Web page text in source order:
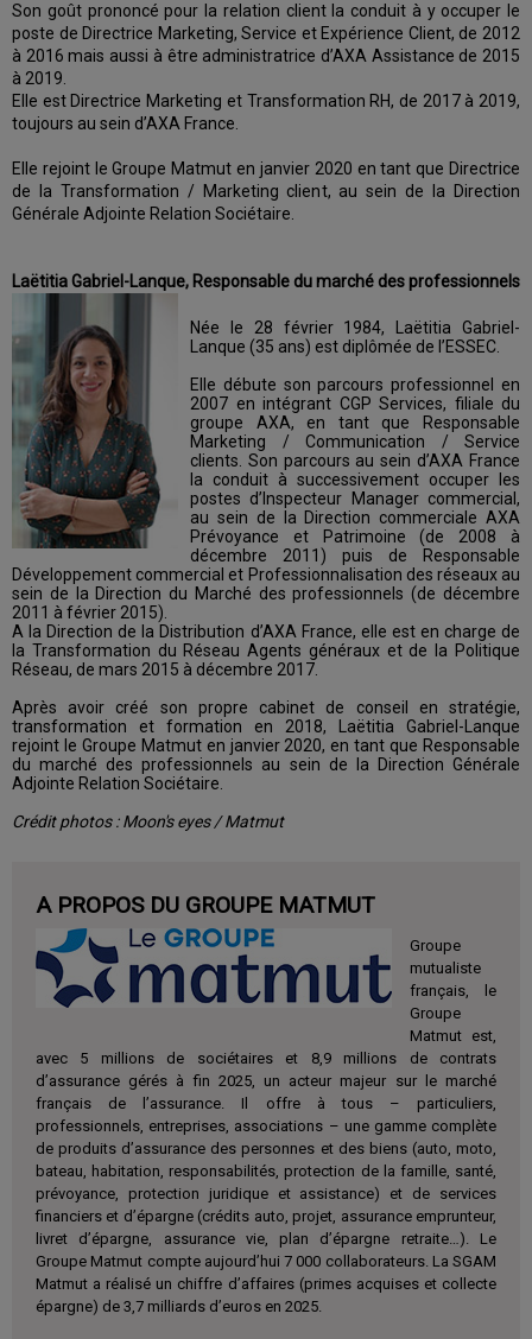
Son goût prononcé pour la relation client la conduit à y occuper le
poste de Directrice Marketing, Service et Expérience Client, de 2012
à 2016 mais aussi à être administratrice d’AXA Assistance de 2015
à 2019.
Elle est Directrice Marketing et Transformation RH, de 2017 à 2019,
toujours au sein d’AXA France.
Elle rejoint le Groupe Matmut en janvier 2020 en tant que Directrice
de la Transformation / Marketing client, au sein de la Direction
Générale Adjointe Relation Sociétaire.
Laëtitia Gabriel-Lanque, Responsable du marché des professionnels
Née le 28 février 1984, Laëtitia Gabriel-
Lanque (35 ans) est diplômée de l’ESSEC.
Elle débute son parcours professionnel en
2007 en intégrant CGP Services, filiale du
groupe AXA, en tant que Responsable
Marketing / Communication / Service
clients. Son parcours au sein d’AXA France
la conduit à successivement occuper les
postes d’Inspecteur Manager commercial,
au sein de la Direction commerciale AXA
Prévoyance et Patrimoine (de 2008 à
décembre 2011) puis de Responsable
Développement commercial et Professionnalisation des réseaux au
sein de la Direction du Marché des professionnels (de décembre
2011 à février 2015).
A la Direction de la Distribution d’AXA France, elle est en charge de
la Transformation du Réseau Agents généraux et de la Politique
Réseau, de mars 2015 à décembre 2017.
Après avoir créé son propre cabinet de conseil en stratégie,
transformation et formation en 2018, Laëtitia Gabriel-Lanque
rejoint le Groupe Matmut en janvier 2020, en tant que Responsable
du marché des professionnels au sein de la Direction Générale
Adjointe Relation Sociétaire.
Crédit photos : Moon's eyes / Matmut
A PROPOS DU GROUPE MATMUT
Groupe
mutualiste
français, le
Groupe
Matmut est,
avec 5 millions de sociétaires et 8,9 millions de contrats
d’assurance gérés à fin 2025, un acteur majeur sur le marché
français de l’assurance. Il offre à tous – particuliers,
professionnels, entreprises, associations – une gamme complète
de produits d’assurance des personnes et des biens (auto, moto,
bateau, habitation, responsabilités, protection de la famille, santé,
prévoyance, protection juridique et assistance) et de services
financiers et d’épargne (crédits auto, projet, assurance emprunteur,
livret d’épargne, assurance vie, plan d’épargne retraite…). Le
Groupe Matmut compte aujourd’hui 7 000 collaborateurs. La SGAM
Matmut a réalisé un chiffre d’affaires (primes acquises et collecte
épargne) de 3,7 milliards d’euros en 2025.